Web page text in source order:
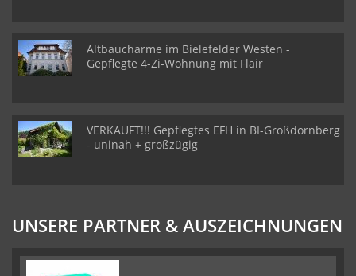
Altbaucharme im Bielefelder Westen -
Gepflegte 4-Zi-Wohnung mit Flair
VERKAUFT!!! Gepflegtes EFH in BI-Großdornberg
- uninah + großzügig
UNSERE PARTNER & AUSZEICHNUNGEN